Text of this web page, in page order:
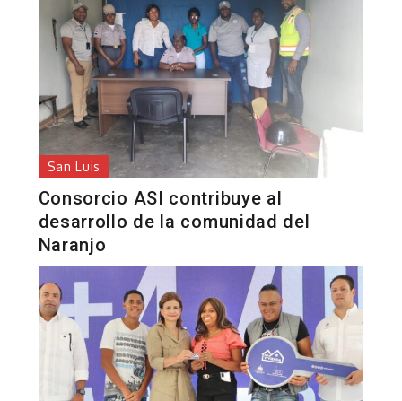
San Luis
Consorcio ASI contribuye al
desarrollo de la comunidad del
Naranjo